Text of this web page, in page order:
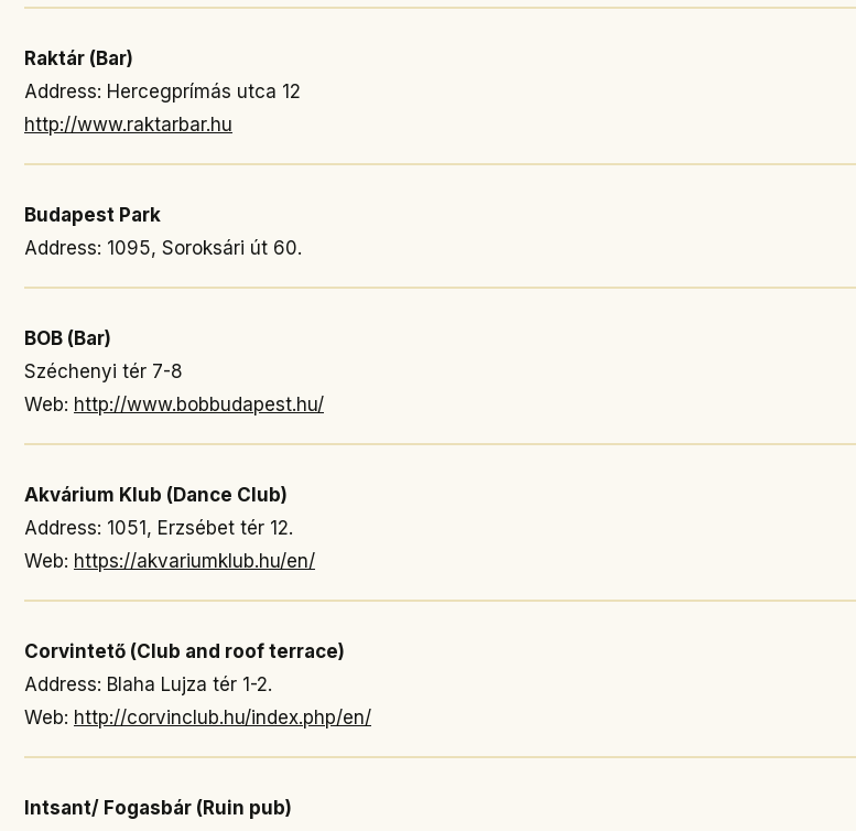
Raktár (Bar)
Address: Hercegprímás utca 12
http://www.raktarbar.hu
Budapest Park
Address: 1095, Soroksári út 60.
BOB (Bar)
Széchenyi tér 7-8
Web: http://www.bobbudapest.hu/
Akvárium Klub (Dance Club)
Address: 1051, Erzsébet tér 12.
Web: https://akvariumklub.hu/en/
Corvintető (Club and roof terrace)
Address: Blaha Lujza tér 1-2.
Web: http://corvinclub.hu/index.php/en/
Intsant/ Fogasbár (Ruin pub)